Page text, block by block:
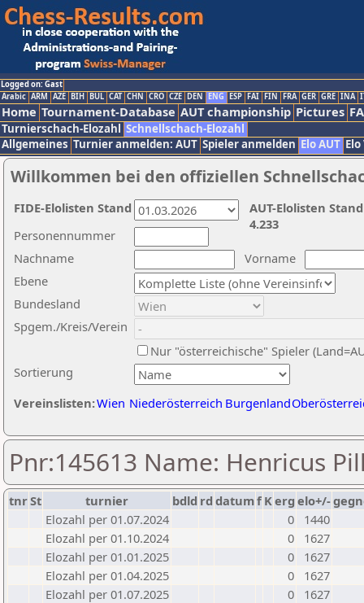
Logged on: Gast
Arabic ARM AZE BIH BUL CAT CHN CRO CZE DEN ENG ESP FAI FIN FRA GER GRE INA
Home Tournament-Database AUT championship Pictures
Turnierschach-Elozahl Schnellschach-Elozahl
Allgemeines Turnier anmelden: AUT Spieler anmelden Elo AUT
Willkommen bei den offiziellen
Nachname
Vorname
Ebene
Sortierung
Personennummer
Bundesland
Spgem./Kreis/Verein
Nur "österreichische" Spieler
Vereinslisten:Wien Niederösterreich Burgenland
AUT-Elolisten
4.233
FIDE-Elolisten Stand
Pnr:145613 Name: Henricus
tnrSt turnier bdld rd datumf Kerg elo+/-
Elozahl per 01.07.2024
0
1440
Elozahl per 01.10.2024
0
1627
Elozahl per 01.01.2025
0
1627
Elozahl per 01.04.2025
0
1627
Elozahl per 01.07.2025
0
1627